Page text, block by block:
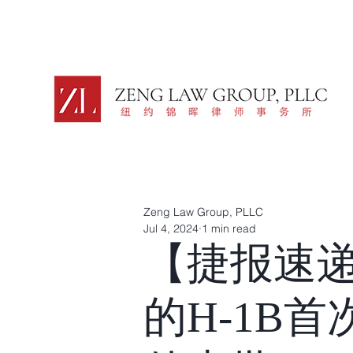
【捷报速
的H-1B首
Zeng Law Group, PLLC
Jul 4, 2024 1 min read